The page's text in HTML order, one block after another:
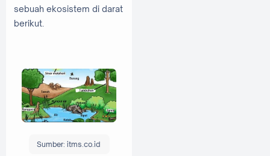
sebuah ekosistem di darat
berikut.
Sumber: itms.co.id